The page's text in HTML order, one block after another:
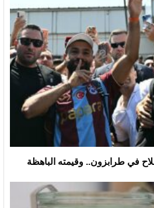
في طرابزون.. وقيمته الباهظة